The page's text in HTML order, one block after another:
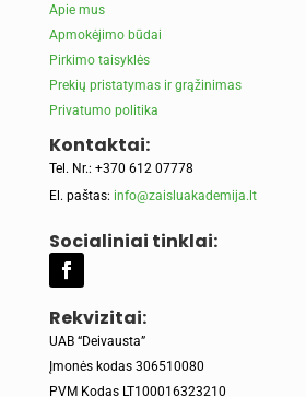
Apie mus
Apmokėjimo būdai
Pirkimo taisyklės
Prekių pristatymas ir grąžinimas
Privatumo politika
Kontaktai:
Tel. Nr.: +370 612 07778
El. paštas: info@zaisluakademija.lt
Socialiniai tinklai:
Rekvizitai:
UAB “Deivausta”
Įmonės kodas 306510080
PVM Kodas LT100016323210